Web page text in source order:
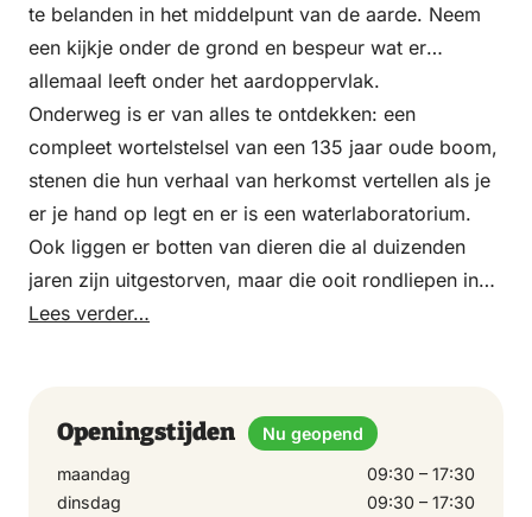
te belanden in het middelpunt van de aarde. Neem
een kijkje onder de grond en bespeur wat er
allemaal leeft onder het aardoppervlak.
Onderweg is er van alles te ontdekken: een
compleet wortelstelsel van een 135 jaar oude boom,
stenen die hun verhaal van herkomst vertellen als je
er je hand op legt en er is een waterlaboratorium.
Ook liggen er botten van dieren die al duizenden
jaren zijn uitgestorven, maar die ooit rondliepen in
het gebied dat nu Het Nationale Park De Hoge
Lees verder…
Openingstijden
Nu geopend
maandag
09:30 – 17:30
dinsdag
09:30 – 17:30